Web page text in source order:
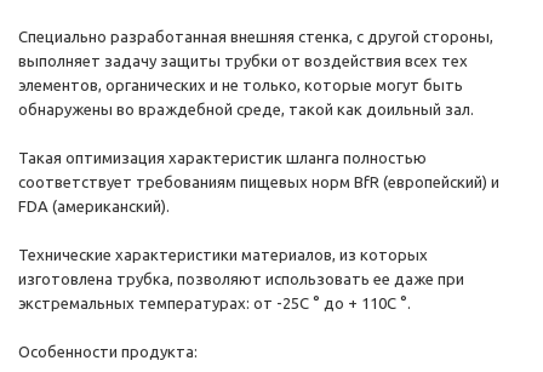
Специально разработанная внешняя стенка, с другой стороны,
выполняет задачу защиты трубки от воздействия всех тех
элементов, органических и не только, которые могут быть
обнаружены во враждебной среде, такой как доильный зал.
Такая оптимизация характеристик шланга полностью
соответствует требованиям пищевых норм BfR (европейский) и
FDA (американский).
Технические характеристики материалов, из которых
изготовлена ​​трубка, позволяют использовать ее даже при
экстремальных температурах: от -25С ° до + 110С °.
Особенности продукта: